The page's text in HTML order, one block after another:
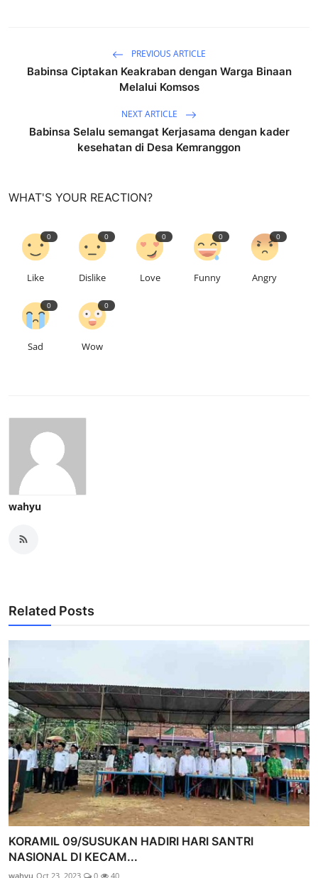
PREVIOUS ARTICLE
Babinsa Ciptakan Keakraban dengan Warga Binaan
Melalui Komsos
NEXT ARTICLE
Babinsa Selalu semangat Kerjasama dengan kader
kesehatan di Desa Kemranggon
WHAT'S YOUR REACTION?
0
Like
0
Dislike
0
Love
0
Funny
0
Angry
0
Sad
0
Wow
wahyu
Related Posts
KORAMIL 09/SUSUKAN HADIRI HARI SANTRI
NASIONAL DI KECAM...
wahyu Oct 23, 2023 0 40